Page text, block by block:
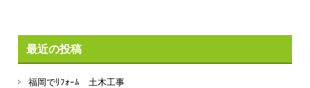
最近の投稿
福岡でﾘﾌｫｰﾑ 土木工事